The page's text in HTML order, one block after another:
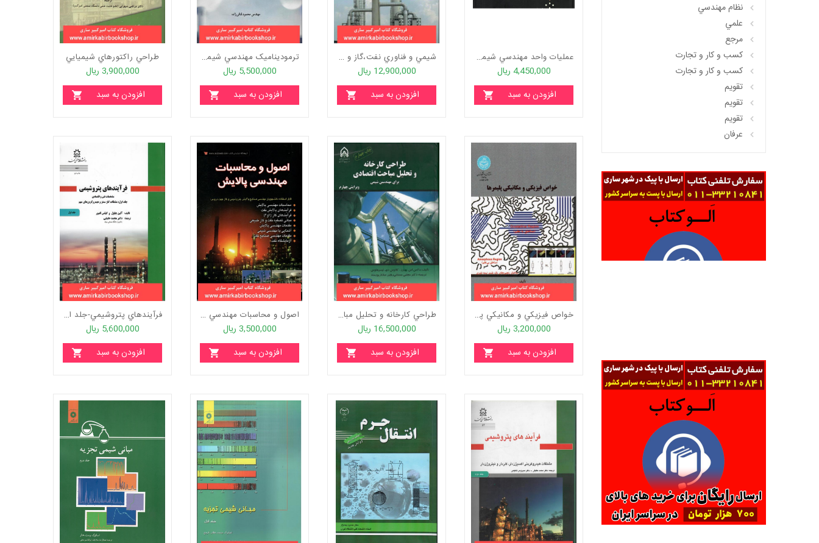
عمليات واحد مهندسي شيمي-جلد دوم
4,450,000 ریال
افزودن به سبد
شيمي و فناوري نفت،گاز و پتروشيمي-جلد اول "زير چاپ"
12,900,000 ریال
افزودن به سبد
ترموديناميک مهندسي شيمي-جلد اول
5,500,000 ریال
افزودن به سبد
طراحي راکتورهاي شيميايي
3,900,000 ریال
افزودن به سبد
خواص فيزيکي و مکانيکي پليمرها "ناموجود"
3,200,000 ریال
افزودن به سبد
طراحي کارخانه و تحليل مباحث اقتصادي براي مهندسين شيمي
16,500,000 ریال
افزودن به سبد
اصول و محاسبات مهندسي پالايش
3,500,000 ریال
افزودن به سبد
فرآيندهاي پتروشيمي-جلد اول
5,600,000 ریال
افزودن به سبد
نظام مهندسي
علمي
مرجع
کسب و کار و تجارت
کسب و کار و تجارت
تقويم
تقويم
تقويم
عرفان